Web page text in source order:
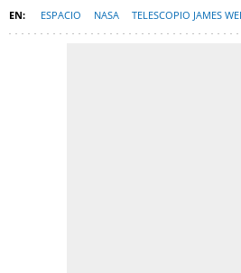
ESPACIO NASA TELESCOPIO JAMES